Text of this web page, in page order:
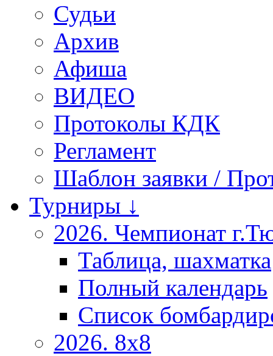
Судьи
Архив
Афиша
ВИДЕО
Протоколы КДК
Регламент
Шаблон заявки /
Турниры ↓
2026. Чемпионат
Таблица, шахматка
Полный календарь
Список
2026. 8х8